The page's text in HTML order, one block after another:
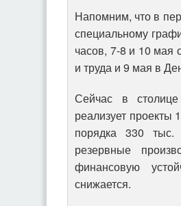
Напомним, что в
специальному
часов, 7-8 и 10 мая
и труда и 9 мая в
Сейчас в
реализует
порядка 330
резервные
финансовую
снижается.